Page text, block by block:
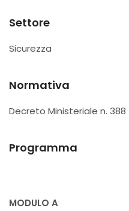
Settore
Sicurezza
Normativa
Decreto Ministeriale n. 388
Programma
MODULO A